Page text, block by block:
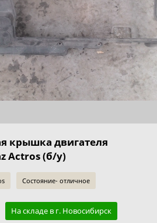
крышка двигателя
Actros (б/у)
Состояние- отличное
На складе в г. Новосибирск